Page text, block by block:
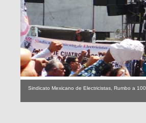
Sindicato Mexicano de Electricistas, Rumbo a